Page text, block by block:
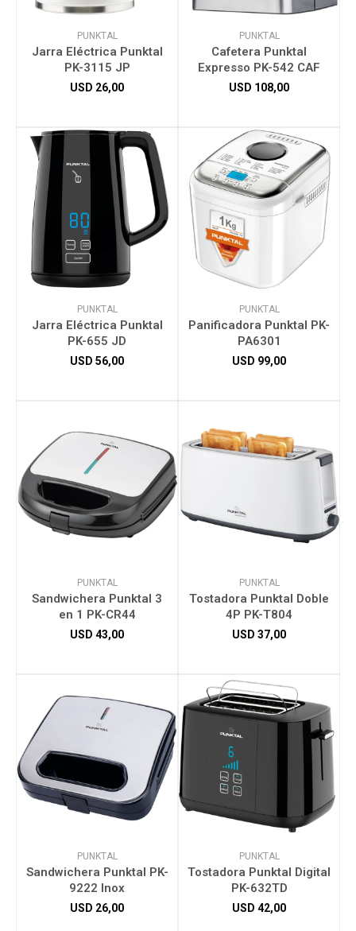
PUNKTAL
Jarra Eléctrica Punktal
PK-3115 JP
USD 26,00
PUNKTAL
Cafetera Punktal
Expresso PK-542 CAF
USD 108,00
PUNKTAL
Jarra Eléctrica Punktal
PK-655 JD
USD 56,00
PUNKTAL
Panificadora Punktal PK-
PA6301
USD 99,00
PUNKTAL
Sandwichera Punktal 3
en 1 PK-CR44
USD 43,00
PUNKTAL
Tostadora Punktal Doble
4P PK-T804
USD 37,00
PUNKTAL
Sandwichera Punktal PK-
9222 Inox
USD 26,00
PUNKTAL
Tostadora Punktal Digital
PK-632TD
USD 42,00